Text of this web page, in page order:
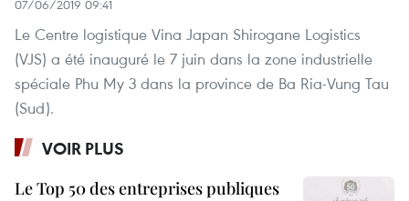
07/06/2019 09:41
Le Centre logistique Vina Japan Shirogane Logistics
(VJS) a été inauguré le 7 juin dans la zone industrielle
spéciale Phu My 3 dans la province de Ba Ria-Vung Tau
(Sud).
VOIR PLUS
Le Top 50 des entreprises publiques